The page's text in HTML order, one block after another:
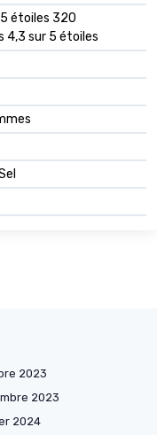
étoiles 320
4,3 sur 5 étoiles
2023
2023
2024